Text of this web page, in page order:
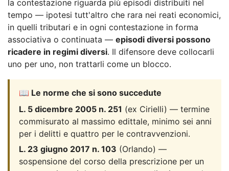
la contestazione riguarda più episodi distribuiti nel
tempo — ipotesi tutt'altro che rara nei reati economici,
in quelli tributari e in ogni contestazione in forma
associativa o continuata — episodi diversi possono
ricadere in regimi diversi. Il difensore deve collocarli
uno per uno, non trattarli come un blocco.
📖 Le norme che si sono succedute
L. 5 dicembre 2005 n. 251 (ex Cirielli) — termine
commisurato al massimo edittale, minimo sei anni
per i delitti e quattro per le contravvenzioni.
L. 23 giugno 2017 n. 103 (Orlando) —
sospensione del corso della prescrizione per un